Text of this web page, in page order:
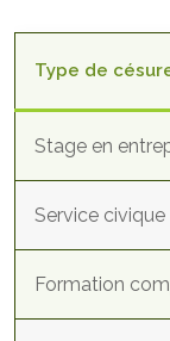
Type de
Stage en
Service civique
Formation